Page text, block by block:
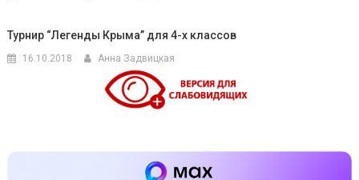
Турнир “Легенды Крыма” для 4-х классов
16.10.2018 Анна Задвицкая